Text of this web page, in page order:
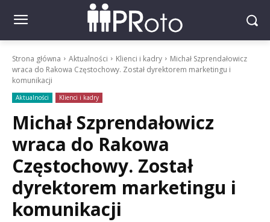
Strona główna Aktualności Klienci i kadry
Michał Szprendałowicz
wraca do Rakowa Częstochowy. Został dyrektorem marketingu i
komunikacji
Aktualności Klienci i kadry
Michał Szprendałowicz
wraca do Rakowa
Częstochowy. Został
dyrektorem marketingu i
komunikacji